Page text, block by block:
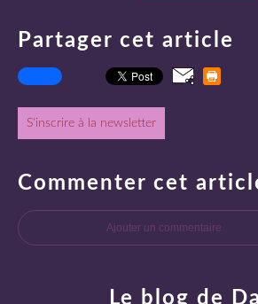
Partager cet article
S'inscrire à la newsletter
Commenter cet
Ajouter un commentaire
Le blog de